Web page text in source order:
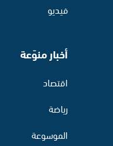
فيديو
أخبار منوّعة
اقتصاد
رياضة
الموسوعة